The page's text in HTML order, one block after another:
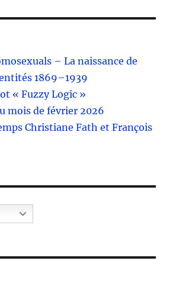
– La naissance de
1869–1939
« Fuzzy Logic »
mois de février 2026
Christiane Fath et François